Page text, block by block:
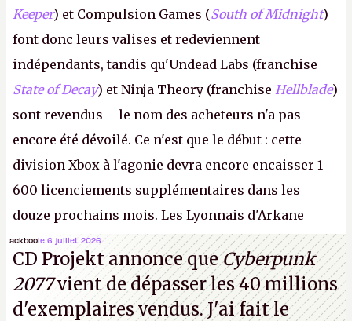
Keeper) et Compulsion Games (South of Midnight)
font donc leurs valises et redeviennent
indépendants, tandis qu'Undead Labs (franchise
State of Decay) et Ninja Theory (franchise Hellblade)
sont revendus – le nom des acheteurs n'a pas
encore été dévoilé. Ce n'est que le début : cette
division Xbox à l'agonie devra encore encaisser 1
600 licenciements supplémentaires dans les
douze prochains mois. Les Lyonnais d'Arkane
(Dishonored, Deathloop) pourraient faire partie des
prochaines victimes, puisque Microsoft a confirmé
vouloir se séparer du studio.A.
ackboole 6 juillet 2026
CD Projekt annonce queCyberpunk
2077vient de dépasser les 40 millions
d'exemplaires vendus. J'ai fait le